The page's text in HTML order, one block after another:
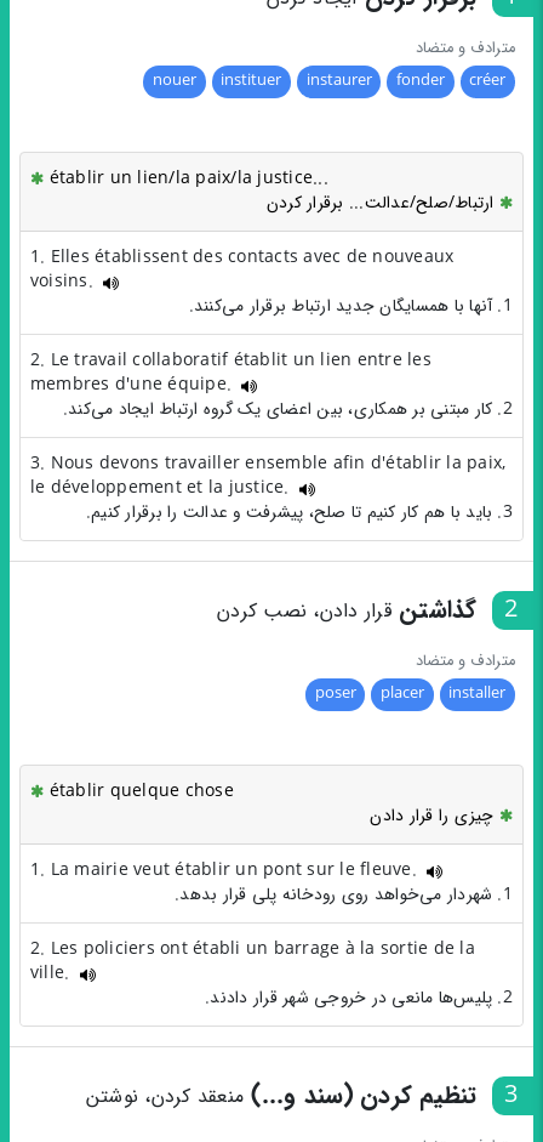
مترادف و متضاد
créer
fonder
instaurer
instituer
nouer
établir un lien/la paix/la justice...
ارتباط/صلح/عدالت... برقرار کردن
1. Elles établissent des contacts avec de nouveaux
voisins.
1. آنها با همسایگان جدید ارتباط برقرار می‌کنند.
2. Le travail collaboratif établit un lien entre les
membres d'une équipe.
2. کار مبتنی بر همکاری، بین اعضای یک گروه ارتباط ایجاد می‌کند.
3. Nous devons travailler ensemble afin d'établir la paix,
le développement et la justice.
3. باید با هم کار کنیم تا صلح، پیشرفت و عدالت را برقرار کنیم.
2 گذاشتنقرار دادن، نصب کردن
مترادف و متضاد
installer
placer
poser
établir quelque chose
چیزی را قرار دادن
1. La mairie veut établir un pont sur le fleuve.
1. شهردار می‌خواهد روی رودخانه پلی قرار بدهد.
2. Les policiers ont établi un barrage à la sortie de la
ville.
2. پلیس‌ها مانعی در خروجی شهر قرار دادند.
3 تنظیم کردن (سند و...) منعقد کردن، نوشتن